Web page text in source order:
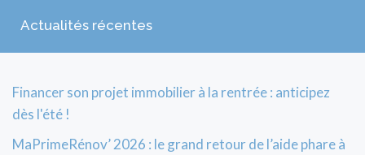
Actualités récentes
Financer son projet immobilier à la rentrée : anticipez
dès l'été !
MaPrimeRénov’ 2026 : le grand retour de l’aide phare à